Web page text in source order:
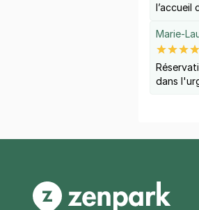
l’accueil
Marie-
dans